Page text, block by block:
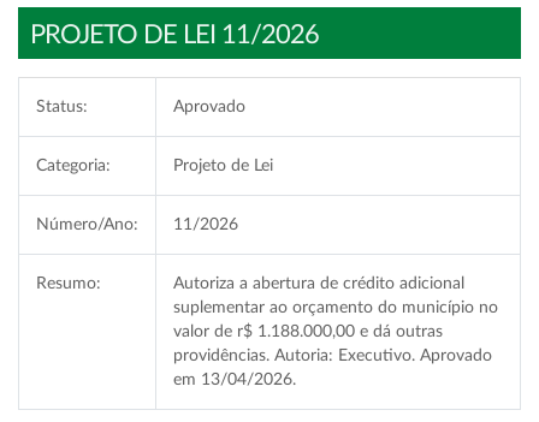
PROJETO DE LEI 11/2026
Status: Aprovado
Categoria: Projeto de Lei
Número/Ano: 11/2026
Resumo:
Autoriza a abertura de crédito adicional
suplementar ao orçamento do município no
valor de r$ 1.188.000,00 e dá outras
providências. Autoria: Executivo. Aprovado
em 13/04/2026.